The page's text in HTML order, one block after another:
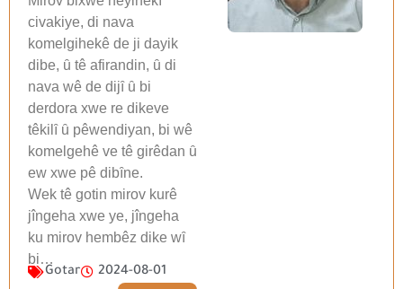
civakiye, di nava
komelgihekê de ji dayik
dibe, ȗ tê afirandin, ȗ di
nava wê de dijȋ ȗ bi
derdora xwe re dikeve
têkilȋ ȗ pêwendiyan, bi wê
komelgehê ve tê girêdan ȗ
ew xwe pê dibȋne.
Wek tê gotin mirov kurê
jîngeha xwe ye, jîngeha
ku mirov hembêz dike wȋ
bi…
Gotar 2024-08-01